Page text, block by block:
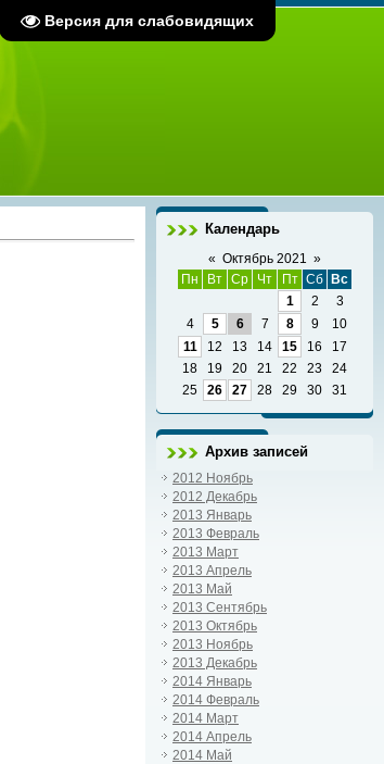
Версия для слабовидящих
Регистрация| Вход
Календарь
« Октябрь 2021 »
Пн
Вт Ср Чт Пт Сб
Вс
1
2
3
4
5 6 7 8 9
10
11
12 13 14 15 16
17
18
19 20 21 22 23
24
25
26 27 28 29 30 31
Архив записей
2012 Ноябрь
2012 Декабрь
2013 Январь
2013 Февраль
2013 Март
2013 Апрель
2013 Май
2013 Сентябрь
2013 Октябрь
2013 Ноябрь
2013 Декабрь
2014 Январь
2014 Февраль
2014 Март
2014 Апрель
2014 Май